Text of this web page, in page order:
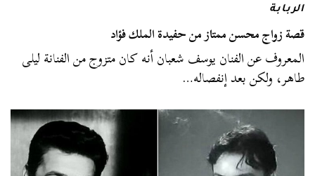
الربابة
قصة زواج محسن ممتاز من حفيدة الملك فؤاد
المعروف عن الفنان يوسف شعبان أنه كان متزوج من الفنانة ليلى
طاهر، ولكن بعد إنفصاله…